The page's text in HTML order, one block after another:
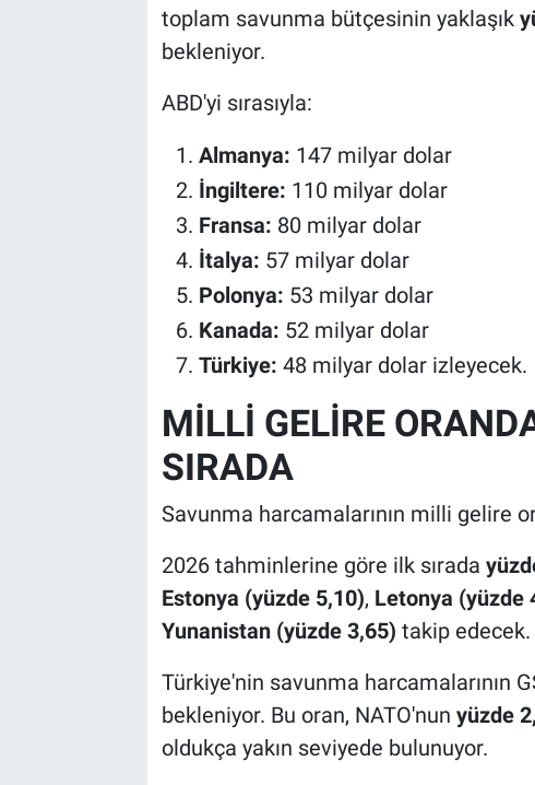
toplam savunma bütçesinin yaklaşık
bekleniyor.
ABD'yi sırasıyla:
Almanya: 147 milyar dolar
İngiltere: 110 milyar dolar
Fransa: 80 milyar dolar
İtalya: 57 milyar dolar
Polonya: 53 milyar dolar
Kanada: 52 milyar dolar
Türkiye: 48 milyar dolar izleyecek.
MİLLİ GELİRE
SIRADA
Savunma harcamalarının milli gelire
2026 tahminlerine göre ilk sırada
Estonya (yüzde 5,10), Letonya (yüzde
Yunanistan (yüzde 3,65) takip edecek.
Türkiye'nin savunma harcamalarının
bekleniyor. Bu oran, NATO'nun yüzde
oldukça yakın seviyede bulunuyor.